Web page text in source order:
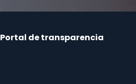
Portal de transparencia